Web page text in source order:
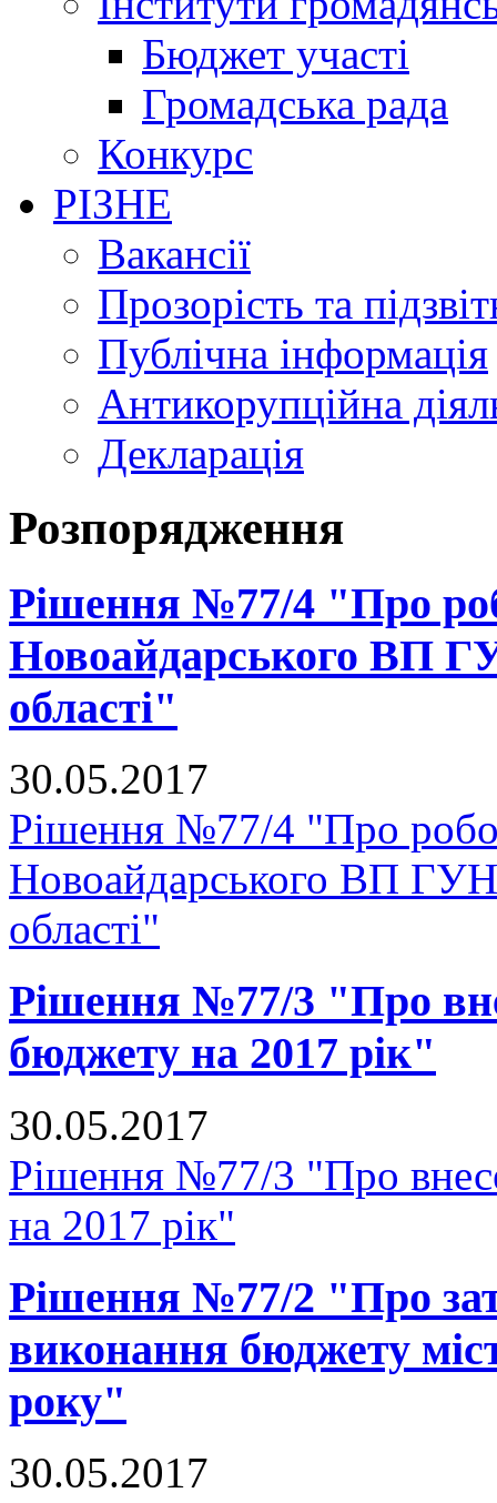
Бюджет участі
Громадська рада
Конкурс
РІЗНЕ
Вакансії
Прозорість та
Публічна інформація
Антикорупційна
Декларація
Розпорядження
Рішення №77/4 "Про
Новоайдарського ВП
області"
30.05.2017
Рішення №77/4 "Про
Новоайдарського ВП
області"
Рішення №77/3 "Про
бюджету на 2017 рік"
30.05.2017
Рішення №77/3 "Про
на 2017 рік"
Рішення №77/2 "Про
виконання бюджету
року"
30.05.2017